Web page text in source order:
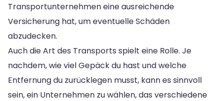
Transportunternehmen eine ausreichende
Versicherung hat, um eventuelle Schäden
abzudecken.
Auch die Art des Transports spielt eine Rolle. Je
nachdem, wie viel Gepäck du hast und welche
Entfernung du zurücklegen musst, kann es sinnvoll
sein, ein Unternehmen zu wählen, das verschiedene